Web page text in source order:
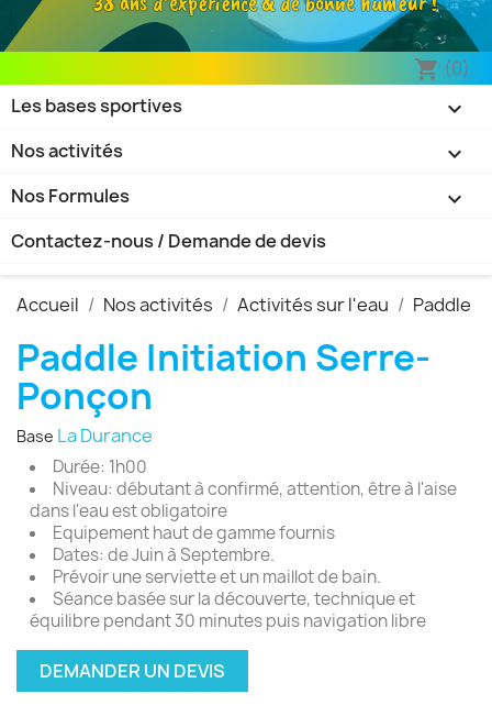
shopping_cart (0)

Les bases sportives

Nos activités

Nos Formules
Contactez-nous / Demande de devis
Accueil Nos activités Activités sur l'eau Paddle
Paddle Initiation Serre-
Ponçon
Base La Durance
Durée: 1h00
Niveau: débutant à confirmé,attention, être à l'aise
dans l'eau est obligatoire
Equipement haut de gamme fournis
Dates: de Juin à Septembre.
Prévoir une serviette et un maillot de bain.
Séance basée sur la découverte, technique et
équilibre pendant 30 minutes puis navigation libre
DEMANDER UN DEVIS